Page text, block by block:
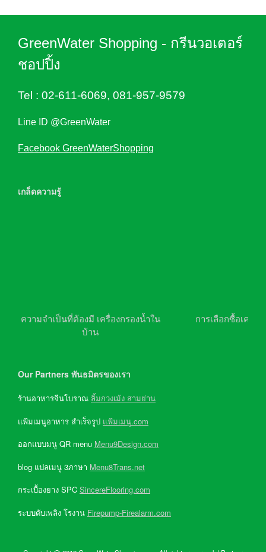
GreenWater Shopping - กรีนวอเตอร์
ชอปปิ้ง
Tel : 02-611-6069, 081-957-9579
Line ID @GreenWater
Facebook GreenWaterShopping
เกล็ดความรู้
ความจำเป็นที่ต้องมี เครื่องกรองน้ำใน
บ้าน
การเลือกซื้อเครื่อ
Our Partners พันธมิตรของเรา
ร้านอาหารจีนโบราณ ลิ้มกวงเม้ง สามย่าน
แฟ้มเมนูอาหาร สำเร็จรูป แฟ้มเมนู.com
ออกแบบมนู QR menu Menu9Design.com
blog แปลเมนู 3ภาษา Menu8Trans.net
กระเบื้องยาง SPC SincereFlooring.com
ระบบดับเพลิง โรงาน Firepump-Firealarm.com